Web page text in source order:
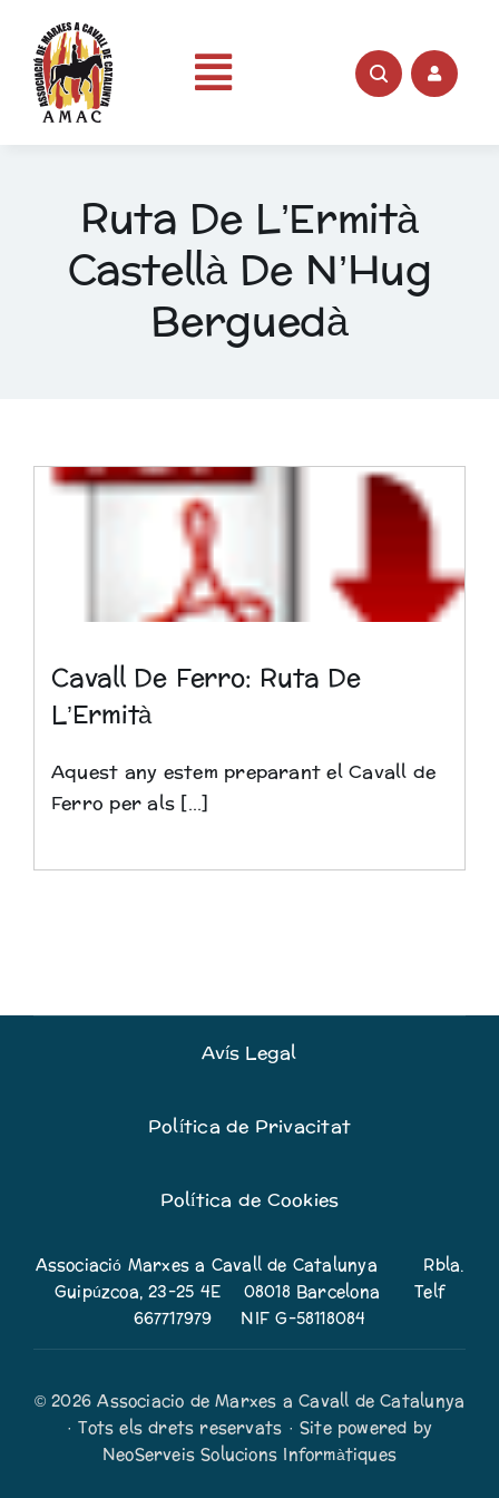
content
Toggle
Navigation
Portada
Rutes
Ruta De L’Ermità
Castellà De N’Hug
Berguedà
Cavall De Ferro: Ruta De
L’Ermità
Aquest any estem preparant el Cavall de
Ferro per als [...]
Avís Legal
Política de Privacitat
Política de Cookies
Associació Marxes a Cavall de Catalunya Rbla.
Guipúzcoa, 23-25 4E 08018 Barcelona Telf
667717979 NIF G-58118084
© 2026 Associacio de Marxes a Cavall de Catalunya
· Tots els drets reservats · Site powered by
NeoServeis Solucions Informàtiques